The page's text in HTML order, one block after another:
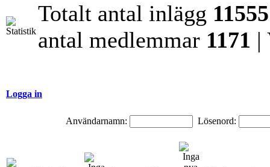
Totalt antal inlägg
antal medlemmar 1171 |
Logga in
Användarnamn: Lösenord: